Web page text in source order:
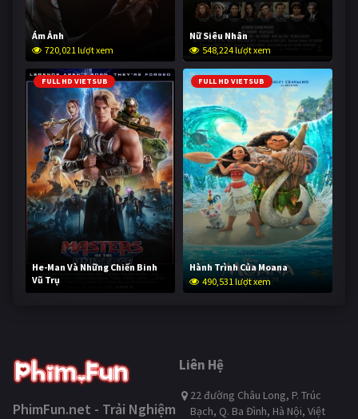
Ám Ảnh
720,021 lượt xem
Nữ Siêu Nhân
548,224 lượt xem
FULL HD VIETSUB
He-Man Và Những Chiến Binh
Vũ Trụ
239,249 lượt xem
FULL HD VIETSUB
Hành Trình Của Moana
490,531 lượt xem
PhimFun.net - Trải Nghiệm
Liên Hệ
22 đường Châu Long, P. Trúc
Bạch, Q. Ba Đình, Hà Nội, Việt